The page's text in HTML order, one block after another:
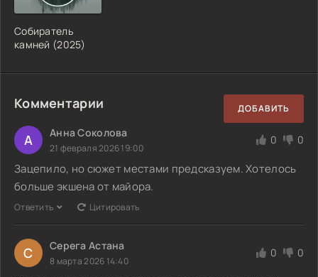
Собиратель
камней (2025)
Комментарии ДОБАВИТЬ
А Анна Соколова
21 февраля 2026 19:00
0 0
Зацепило, но сюжет местами предсказуем. Хотелось
больше экшена от майора.
Ответить Цитировать
С Серега Астана
8 марта 2026 14:40
0 0